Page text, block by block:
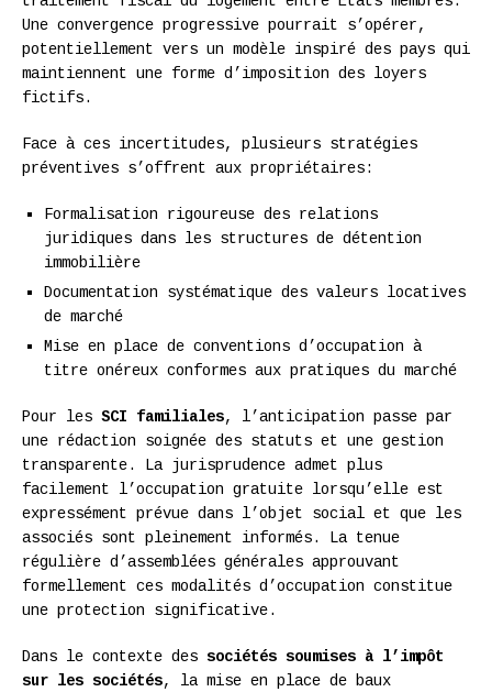
Une convergence progressive pourrait s’opérer,
potentiellement vers un modèle inspiré des pays qui
maintiennent une forme d’imposition des loyers
fictifs.
Face à ces incertitudes, plusieurs stratégies
préventives s’offrent aux propriétaires:
Formalisation rigoureuse des relations
juridiques dans les structures de détention
immobilière
Documentation systématique des valeurs locatives
de marché
Mise en place de conventions d’occupation à
titre onéreux conformes aux pratiques du marché
Pour les SCI familiales, l’anticipation passe par
une rédaction soignée des statuts et une gestion
transparente. La jurisprudence admet plus
facilement l’occupation gratuite lorsqu’elle est
expressément prévue dans l’objet social et que les
associés sont pleinement informés. La tenue
régulière d’assemblées générales approuvant
formellement ces modalités d’occupation constitue
une protection significative.
Dans le contexte des sociétés soumises à l’impôt
sur les sociétés, la mise en place de baux